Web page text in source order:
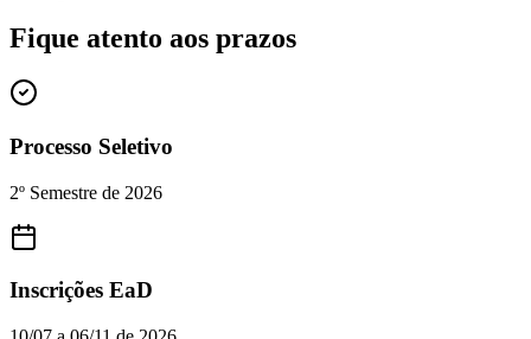
Fique atento aos prazos
Processo Seletivo
2º Semestre de 2026
Inscrições EaD